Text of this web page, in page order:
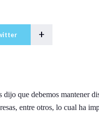
+
que debemos mantener
entre otros, lo cual ha